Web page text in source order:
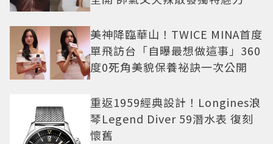
美神降臨華山！TWICE MINA首度
單飛訪台「自曝最想做這事」360
度0死角美貌保養祕訣一次公開
重返1959經典設計！Longines浪
琴Legend Diver 59潛水表 復刻
懷舊